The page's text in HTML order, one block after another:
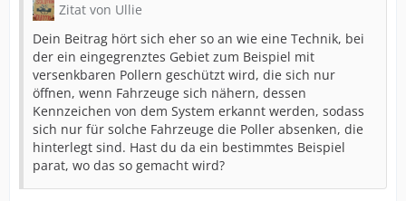
Zitat von Ullie
Dein Beitrag hört sich eher so an wie eine Technik, bei
der ein eingegrenztes Gebiet zum Beispiel mit
versenkbaren Pollern geschützt wird, die sich nur
öffnen, wenn Fahrzeuge sich nähern, dessen
Kennzeichen von dem System erkannt werden, sodass
sich nur für solche Fahrzeuge die Poller absenken, die
hinterlegt sind. Hast du da ein bestimmtes Beispiel
parat, wo das so gemacht wird?